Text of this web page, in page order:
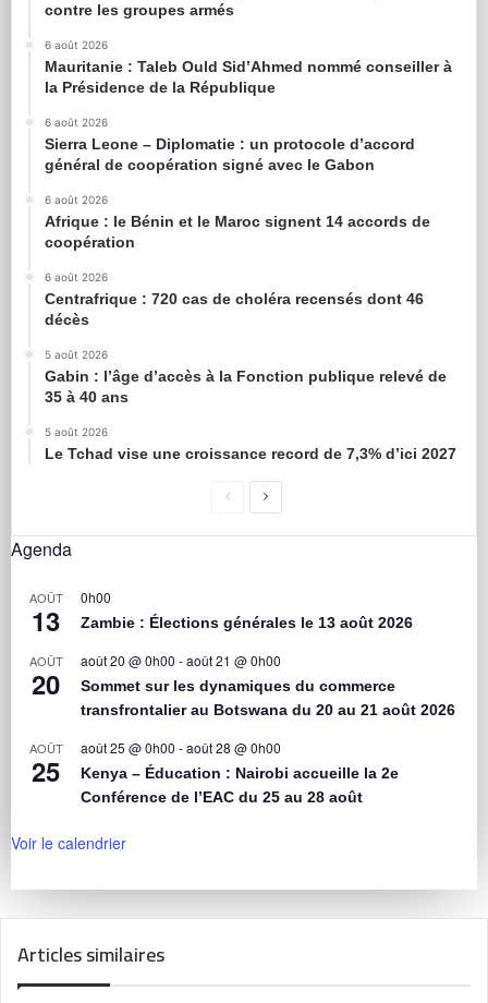
contre les groupes armés
6 août 2026
Mauritanie : Taleb Ould Sid’Ahmed nommé conseiller à
la Présidence de la République
6 août 2026
Sierra Leone – Diplomatie : un protocole d’accord
général de coopération signé avec le Gabon
6 août 2026
Afrique : le Bénin et le Maroc signent 14 accords de
coopération
6 août 2026
Centrafrique : 720 cas de choléra recensés dont 46
décès
5 août 2026
Gabin : l’âge d’accès à la Fonction publique relevé de
35 à 40 ans
5 août 2026
Le Tchad vise une croissance record de 7,3% d’ici 2027
Agenda
AOÛT
13
0h00
Zambie : Élections générales le 13 août 2026
AOÛT
20
août 20 @ 0h00 -août 21 @ 0h00
Sommet sur les dynamiques du commerce
transfrontalier au Botswana du 20 au 21 août 2026
AOÛT
25
août 25 @ 0h00 -août 28 @ 0h00
Kenya – Éducation : Nairobi accueille la 2e
Conférence de l’EAC du 25 au 28 août
Voir le calendrier
Articles similaires